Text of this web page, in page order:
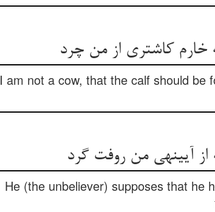
خارم کاشتری از من چرد
I am not a cow, that the calf should
آیینه‏ی من روفت گرد
He (the unbeliever) supposes that he